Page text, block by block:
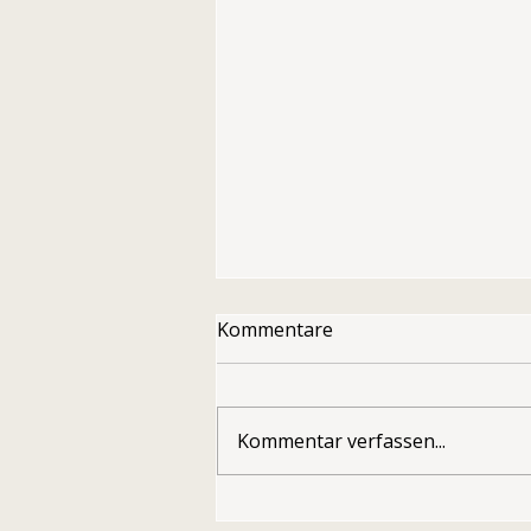
Kommentare
Kommentar verfassen...